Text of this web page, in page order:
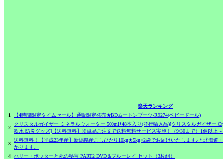
楽天ランキング
1
【4時間限定タイムセール】通販限定発売★BDムートンブーツ-R9274(ベビードール)
2
クリスタルガイザー ミネラルウォーター 500ml*48本入り(並行輸入品)[クリスタルガイザー
軟水 防災グッズ]【送料無料】※単品ご注文で送料無料サービス実施！（9/30まで）1個以上
3
送料無料！【平成23年産】新潟県産こしひかり10kg★5kg×2袋でお届けいたします♪＊北海道
かります。
4 ハリー・ポッターと死の秘宝 PART2 DVD＆ブルーレイ セット（3枚組）